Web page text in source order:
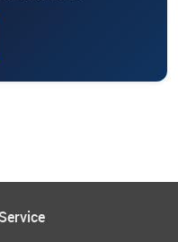
Service